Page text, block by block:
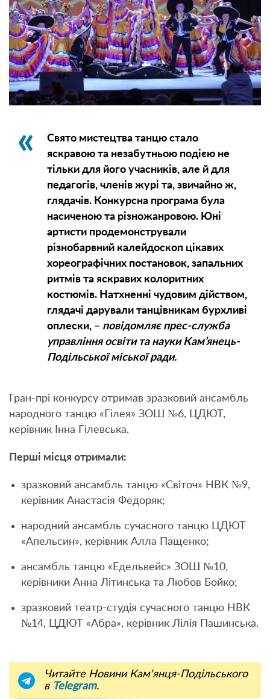
Свято мистецтва танцю стало
яскравою та незабутньою подією не
тільки для його учасників, але й для
педагогів, членів журі та, звичайно ж,
глядачів. Конкурсна програма була
насиченою та різножанровою. Юні
артисти продемонстрували
різнобарвний калейдоскоп цікавих
хореографічних постановок, запальних
ритмів та яскравих колоритних
костюмів. Натхненні чудовим дійством,
глядачі дарували танцівникам бурхливі
оплески, – повідомляє прес-служба
управління освіти та науки Кам’янець-
Подільської міської ради.
Гран-прі конкурсу отримав зразковий ансамбль
народного танцю «Гілея» ЗОШ №6, ЦДЮТ,
керівник Інна Гілевська.
Перші місця отримали:
зразковий ансамбль танцю «Світоч» НВК №9,
керівник Анастасія Федоряк;
народний ансамбль сучасного танцю ЦДЮТ
«Апельсин», керівник Алла Пащенко;
ансамбль танцю «Едельвейс» ЗОШ №10,
керівники Анна Літинська та Любов Бойко;
зразковий театр-студія сучасного танцю НВК
№14, ЦДЮТ «Абра», керівник Лілія Пашинська.
Читайте Новини Кам'янця-Подільського
в Telegram.